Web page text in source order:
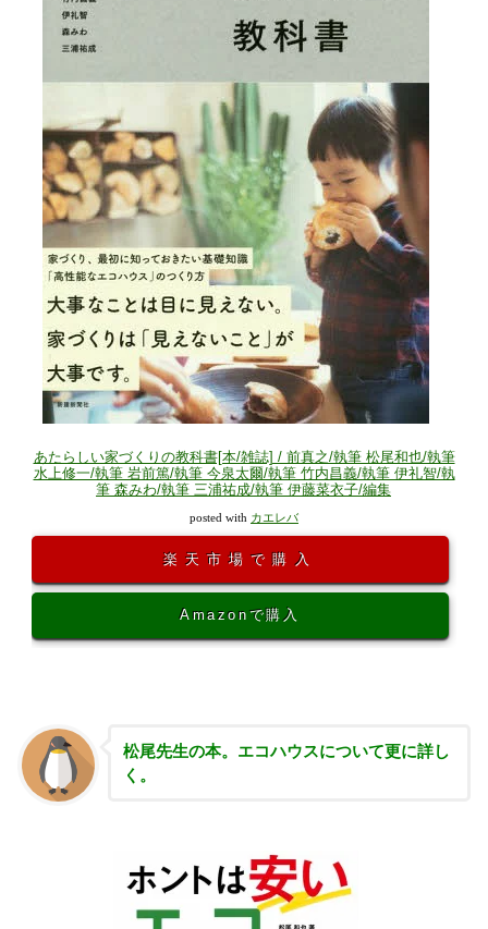
あたらしい家づくりの教科書[本/雑誌] / 前真之/執筆 松尾和也/執筆
水上修一/執筆 岩前篤/執筆 今泉太爾/執筆 竹内昌義/執筆 伊礼智/執
筆 森みわ/執筆 三浦祐成/執筆 伊藤菜衣子/編集
posted with カエレバ
楽天市場で購入
Amazonで購入
松尾先生の本。エコハウスについて更に詳し
く。